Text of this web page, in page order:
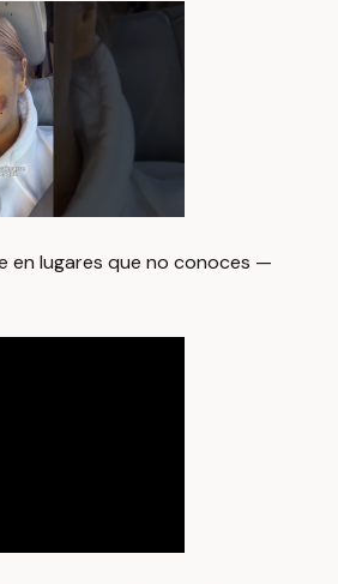
en lugares que no conoces —